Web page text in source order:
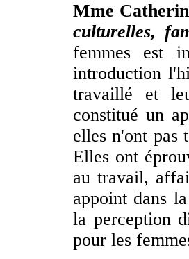
Mme
culturelles,
femmes est
introduction
travaillé et
constitué un
elles n'ont pas
Elles ont
au travail,
appoint dans
la perception
pour les